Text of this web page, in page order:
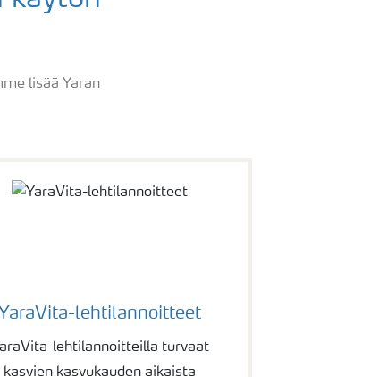
lisää Yaran
YaraVita-lehtilannoitteet
lehtilannoitteilla turvaat
kasvien kasvukauden aikaista